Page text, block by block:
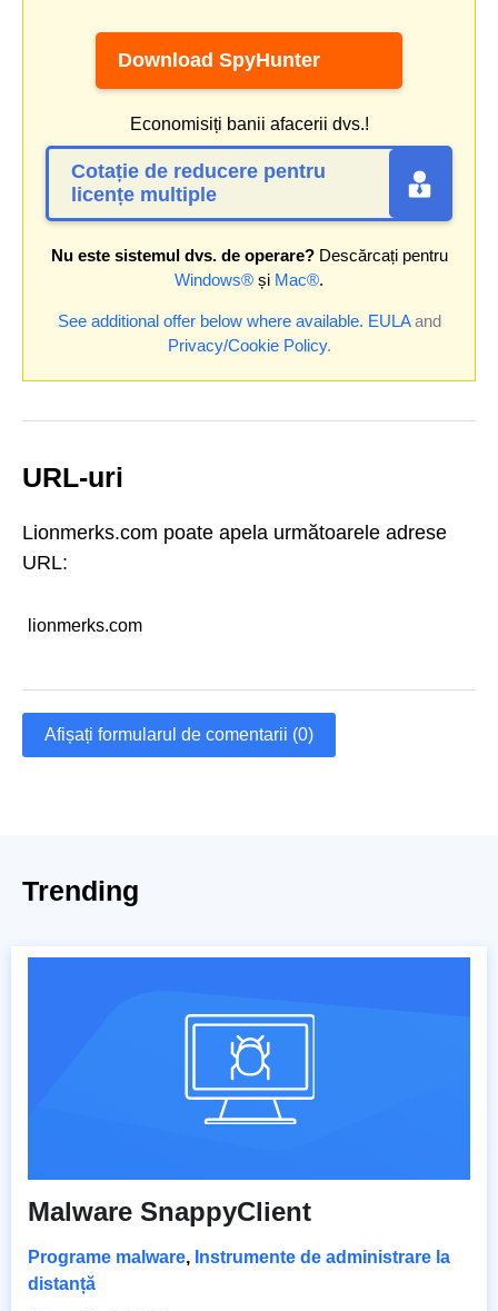
Download SpyHunter
Economisiți banii afacerii dvs.!
Cotație de reducere pentru
licențe multiple
Nu este sistemul dvs. de operare?Descărcați pentru
Windows® și Mac®.
See additional offer below where available. EULAand
Privacy/Cookie Policy.
URL-uri
Lionmerks.com poate apela următoarele adrese
URL:
lionmerks.com
Afișați formularul de comentarii (0)
Trending
Malware SnappyClient
Programe malware, Instrumente de administrare la
distanță